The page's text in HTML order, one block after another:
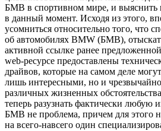
БМВ в спортивном мире, и выяснить
в данный момент. Исходя из этого,
усомниться относительно того, что
об автомобилях BMW (БМВ),
активной ссылке ранее
web-ресурсе предоставлены
драйвов, которые на самом деле
лишь интересными, но и
различных жизненных
теперь разузнать фактически
БМВ не проблема, причем для этого
на всего-навсего один